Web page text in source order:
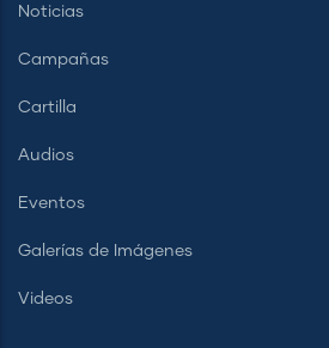
Noticias
Campañas
Cartilla
Audios
Eventos
Galerías de Imágenes
Videos